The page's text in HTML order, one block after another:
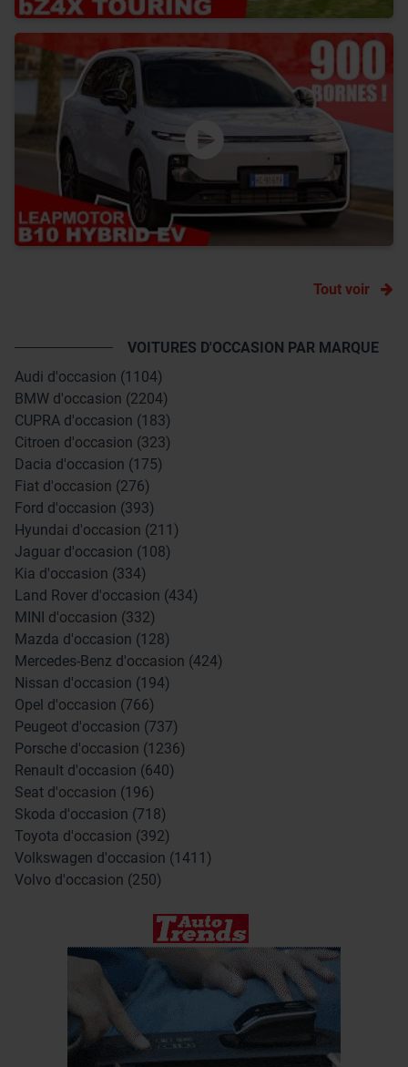
Tout voir
VOITURES D'OCCASION PAR MARQUE
Audi d'occasion (1104)
BMW d'occasion (2204)
CUPRA d'occasion (183)
Citroen d'occasion (323)
Dacia d'occasion (175)
Fiat d'occasion (276)
Ford d'occasion (393)
Hyundai d'occasion (211)
Jaguar d'occasion (108)
Kia d'occasion (334)
Land Rover d'occasion (434)
MINI d'occasion (332)
Mazda d'occasion (128)
Mercedes-Benz d'occasion (424)
Nissan d'occasion (194)
Opel d'occasion (766)
Peugeot d'occasion (737)
Porsche d'occasion (1236)
Renault d'occasion (640)
Seat d'occasion (196)
Skoda d'occasion (718)
Toyota d'occasion (392)
Volkswagen d'occasion (1411)
Volvo d'occasion (250)